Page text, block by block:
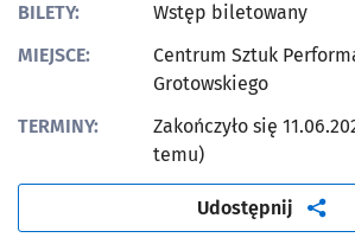
BILETY:
Wstęp biletowany
MIEJSCE:
Centrum Sztuk
Grotowskiego
TERMINY:
Zakończyło się
temu)
Udostępnij artykuł